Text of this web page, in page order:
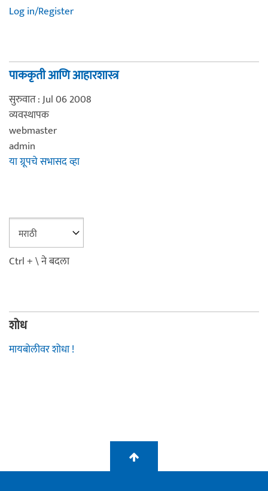
Log in/Register
पाककृती आणि आहारशास्त्र
सुरुवात : Jul 06 2008
व्यवस्थापक
webmaster
admin
या ग्रूपचे सभासद व्हा
Ctrl + \ ने बदला
शोध
मायबोलीवर शोधा !